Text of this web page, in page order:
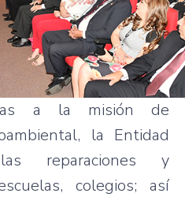
a la misión de
la Entidad
reparaciones y
colegios; así